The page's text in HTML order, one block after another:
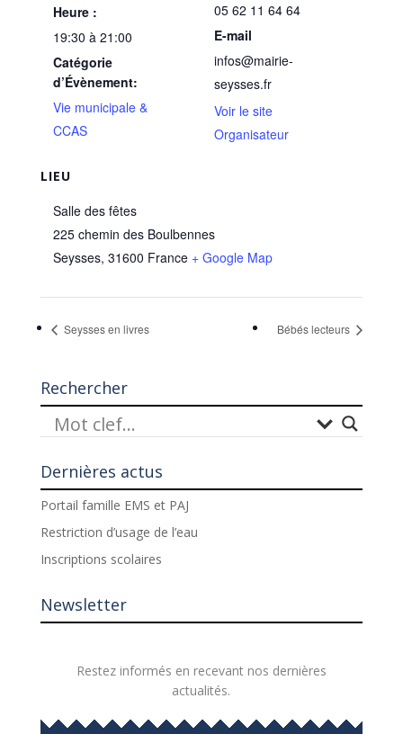
Heure :
19:30 à 21:00
Catégorie
d’Évènement:
Vie municipale &
CCAS
LIEU
Salle des fêtes
225 chemin des Boulbennes
Seysses, 31600 France + Google Map
05 62 11 64 64
E-mail
infos@mairie-
seysses.fr
Voir le site
Organisateur
Seysses en livres Bébés lecteurs
Rechercher
Dernières actus
Portail famille EMS et PAJ
Restriction d’usage de l’eau
Inscriptions scolaires
Newsletter
Restez informés en recevant nos dernières
actualités.